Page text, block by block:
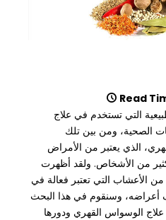
Read
التي تستخدم في علاج
الصحية، ومن بين تلك
الذي يعتبر من الأمراض
من الأشخاص. ولقد أظهرت
من الأعشاب التي تعتبر فعالة في
أعراضه، وسنقوم في هذا البحث
الوسواس القهري ودورها